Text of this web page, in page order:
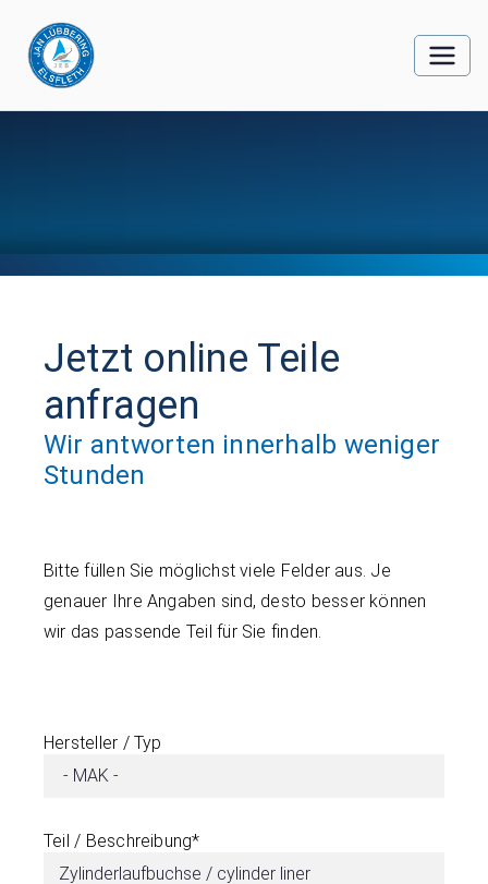
Jetzt online Teile
anfragen
Wir antworten innerhalb weniger
Stunden
Bitte füllen Sie möglichst viele Felder aus. Je
genauer Ihre Angaben sind, desto besser können
wir das passende Teil für Sie finden.
Hersteller / Typ
Teil / Beschreibung*